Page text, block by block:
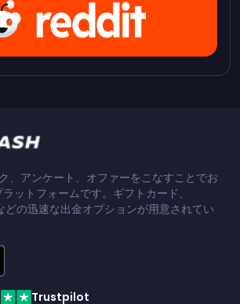
、アンケート、オファーをこなすことでお
ットフォームです。ギフトカード、
どの迅速な出金オプションが用意されてい
Trustpilot